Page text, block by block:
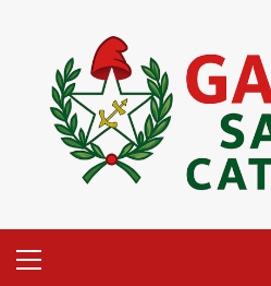
content
Menu